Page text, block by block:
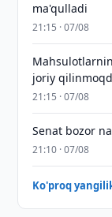
ma'qulladi
21:15 · 07/08
joriy
21:15 · 07/08
Senat bozor
21:10 · 07/08
Ko'proq